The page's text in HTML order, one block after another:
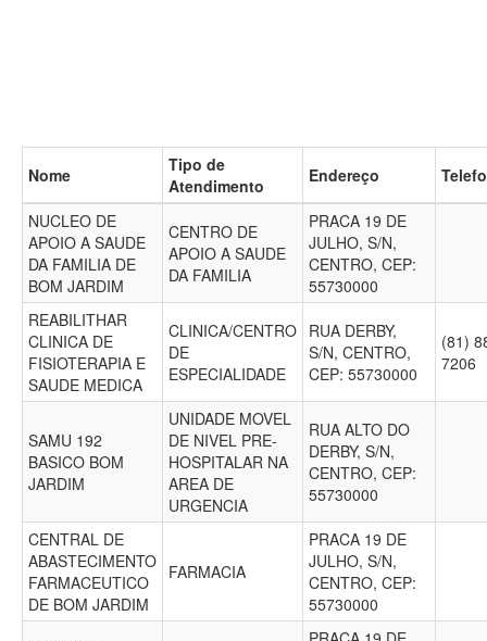
Nome
Tipo de
Atendimento
Endereço
NUCLEO DE
APOIO A SAUDE
DA FAMILIA DE
BOM JARDIM
CENTRO DE
APOIO A SAUDE
DA FAMILIA
PRACA 19 DE
JULHO, S/N,
CENTRO, CEP:
55730000
REABILITHAR
CLINICA DE
FISIOTERAPIA E
SAUDE MEDICA
CLINICA/CENTRO
DE
ESPECIALIDADE
RUA DERBY,
S/N, CENTRO,
CEP: 55730000
(81)
7206
SAMU 192
BASICO BOM
JARDIM
UNIDADE MOVEL
DE NIVEL PRE-
HOSPITALAR NA
AREA DE
URGENCIA
RUA ALTO DO
DERBY, S/N,
CENTRO, CEP:
55730000
CENTRAL DE
ABASTECIMENTO
FARMACEUTICO
DE BOM JARDIM
FARMACIA
PRACA 19 DE
JULHO, S/N,
CENTRO, CEP:
55730000